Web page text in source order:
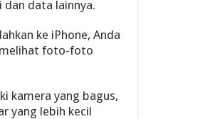
data lainnya.
ke iPhone, Anda
melihat foto-foto
kamera yang bagus,
yang lebih kecil